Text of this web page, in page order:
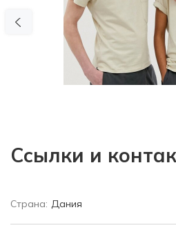
Ссылки и
Страна: Дания